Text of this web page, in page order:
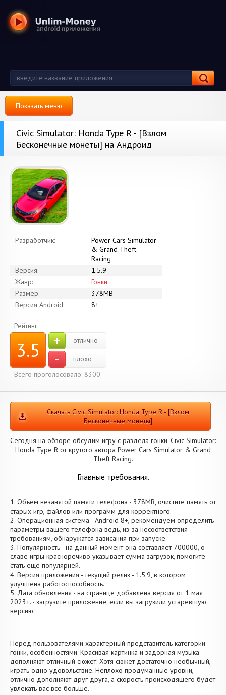
Показать меню
Civic Simulator: Honda Type R - [Взлом
Бесконечные монеты] на Андроид
Разработчик:
Power Cars Simulator
& Grand Theft
Racing
Версия:
1.5.9
Жанр:
Гонки
Размер:
378MB
Версия Android:
8+
Рейтинг:
3.5 + отлично
-
плохо
Всего проголосовало: 8300
Скачать Civic Simulator: Honda Type R - [Взлом
Бесконечные монеты]
Сегодня на обзоре обсудим игру с раздела гонки. Civic Simulator:
Honda Type R от крутого автора Power Cars Simulator & Grand
Theft Racing.
Главные требования.
1. Объем незанятой памяти телефона - 378MB, очистите память от
старых игр, файлов или программ для корректного.
2. Операционная система - Android 8+, рекомендуем определить
параметры вашего телефона ведь, из-за несоответствия
требованиям, обнаружатся зависания при запуске.
3. Популярность - на данный момент она составляет 700000, о
cлаве игры красноречиво указывает сумма загрузок, помогите
стать еще популярней.
4. Версия приложения - текущий релиз - 1.5.9, в котором
улучшена работоспособность.
5. Дата обновления - на странице добавлена версия от 1 мая
2023 г. - загрузите приложение, если вы загрузили устаревшую
версию.
Перед пользователями характерный представитель категории
гонки, особенностями. Красивая картинка и задорная музыка
дополняют отличный сюжет. Хотя сюжет достаточно необычный,
играть одно удовольствие. Неплохо продуманные уровни,
отлично дополняют друг друга, а скорость происходящего будет
увлекать вас все больше.